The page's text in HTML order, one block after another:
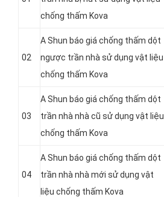
chống thấm Kova
02
A Shun báo giá chống thấm dột
ngược trần nhà sử dụng vật liệu
chống thấm Kova
03
A Shun báo giá chống thấm dột
trần nhà nhà cũ sử dụng vật liệu
chống thấm Kova
04
A Shun báo giá chống thấm dột
trần nhà nhà mới sử dụng vật
liệu chống thấm Kova